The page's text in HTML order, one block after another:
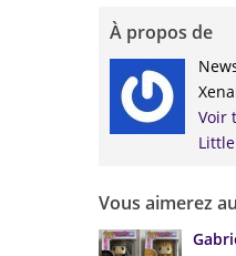
À propos de
Voir
Vous aimerez